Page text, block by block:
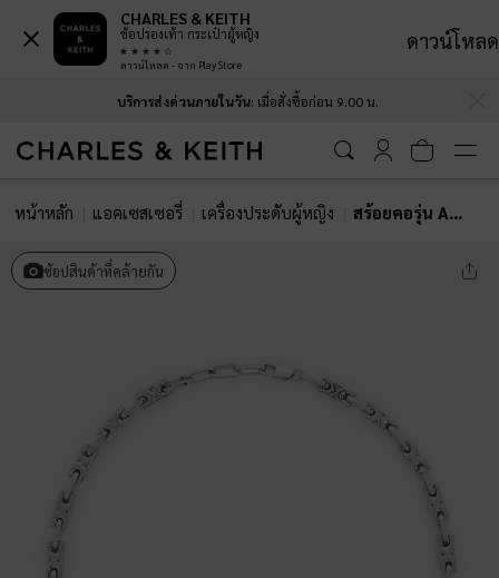
บริการส่งด่วนภายในวัน : เมื่อสั่งซื้อก่อน 9.00 น.
หน้าหลัก แอคเซสเซอรี่ เครื่องประดับผู้หญิง สร้อยคอรุ่น Adalyn
ช้อปสินค้าที่คล้ายกัน
CHARLES & KEITH
ช้อปรองเท้า กระเป๋าผู้หญิง
ดาวน์โหลด - จาก Play Store
ดาวน์โหลด